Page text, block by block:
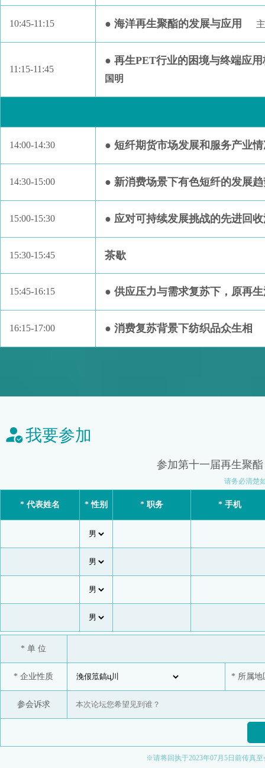
10:45-11:15 ● 海洋再生聚酯的发展与应用
11:15-11:45
● 再生PET行业的困境与终端应
国明
14:00-14:30 ● 短纤期货市场发展和服务产业
14:30-15:00 ● 新消费场景下有色短纤的发展
15:00-15:30 ● 应对可持续发展挑战的先进回
15:30-15:45 茶歇
15:45-16:15 ● 供应压力与需求复苏下，原再
16:15-17:00 ● 消费复苏背景下纺织品众生相
我要参加
参加第十一届再生聚
请务必清楚
* 代表姓名 * 性别 * 职务 * 手机
* 单 位
* 企业性质 * 所属地
参会诉求
※请将回执于2023年07月5日前传真